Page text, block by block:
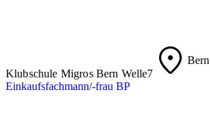
Klubschule Migros Bern Welle7
Bern
Einkaufsfachmann/-frau BP